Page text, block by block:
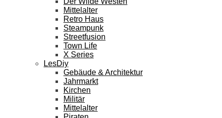
Mittelalter
Retro Haus
Steampunk
Streetfusion
Town Life
X Series
LesDiy
Gebäude & Architektur
Jahrmarkt
Kirchen
Militär
Mittelalter